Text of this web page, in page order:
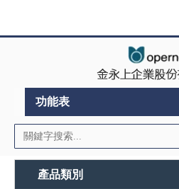
功能表
產品類別